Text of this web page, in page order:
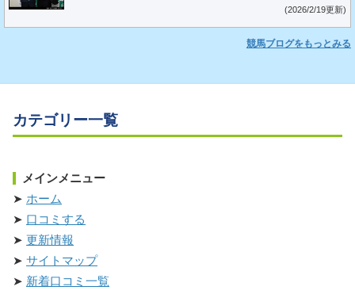
(2026/2/19更新)
競馬ブログをもっとみる
カテゴリー一覧
メインメニュー
ホーム
口コミする
更新情報
サイトマップ
新着口コミ一覧